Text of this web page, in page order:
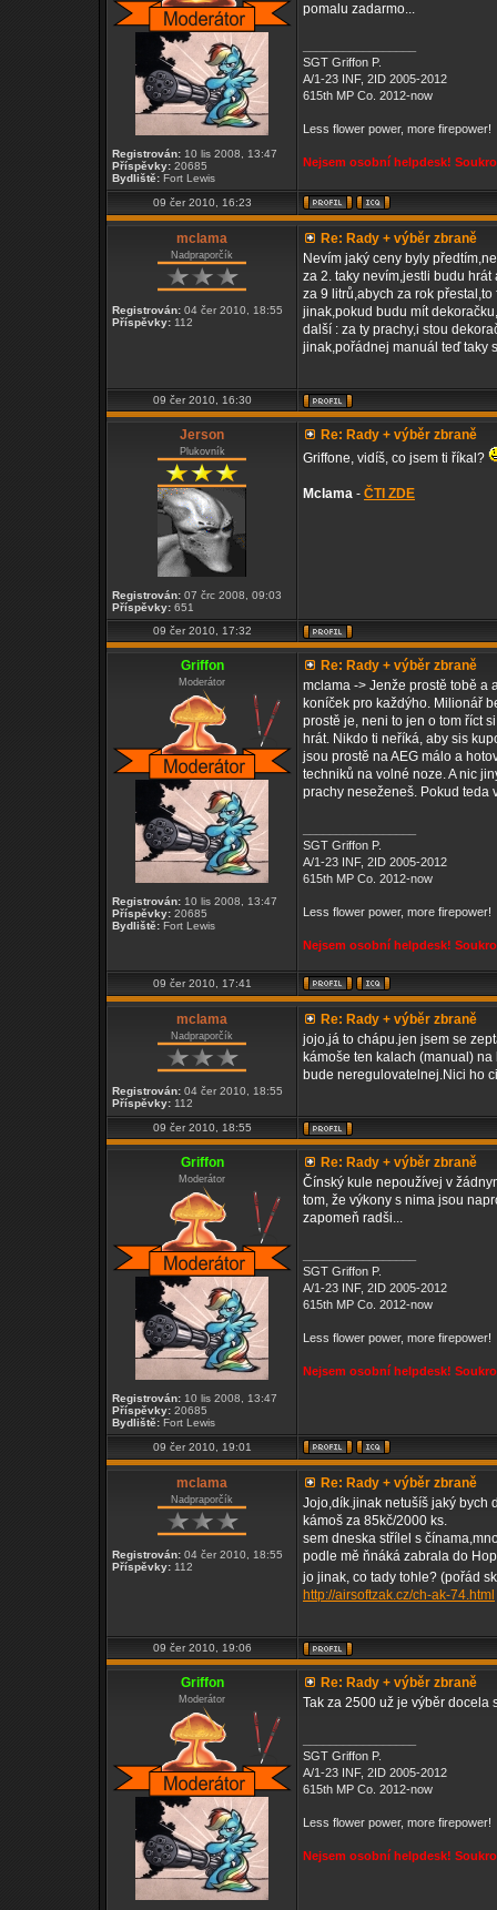
Registrován: 10 lis 2008, 13:47
Příspěvky: 20685
Bydliště: Fort Lewis
pomalu zadarmo...
SGT Griffon P.
A/1-23 INF, 2ID 2005-2012
615th MP Co. 2012-now
Less flower power, more firepower!
Nejsem osobní helpdesk!
09 čer 2010, 16:23
mclama
Nadpraporčík
Registrován: 04 čer 2010, 18:55
Příspěvky: 112
Re: Rady + výběr zbraně
Nevím jaký ceny byly
za 2. taky nevím,jestli budu
za 9 litrů,abych za rok přestal,to
jinak,pokud budu mít
další : za ty prachy,i stou
jinak,pořádnej manuál teď taky
09 čer 2010, 16:30
Jerson
Plukovník
Registrován: 07 črc 2008, 09:03
Příspěvky: 651
Re: Rady + výběr zbraně
Griffone, vidíš, co jsem ti říkal?
Mclama - ČTI ZDE
09 čer 2010, 17:32
Griffon
Moderátor
Registrován: 10 lis 2008, 13:47
Příspěvky: 20685
Bydliště: Fort Lewis
Re: Rady + výběr zbraně
mclama -> Jenže prostě tobě a
koníček pro každýho. Milionář
prostě je, neni to jen o tom říct
hrát. Nikdo ti neříká, aby sis
jsou prostě na AEG málo a
techniků na volné noze. A nic
prachy neseženeš. Pokud teda
SGT Griffon P.
A/1-23 INF, 2ID 2005-2012
615th MP Co. 2012-now
Less flower power, more firepower!
Nejsem osobní helpdesk!
09 čer 2010, 17:41
mclama
Nadpraporčík
Registrován: 04 čer 2010, 18:55
Příspěvky: 112
Re: Rady + výběr zbraně
jojo,já to chápu.jen jsem se
kámoše ten kalach (manual)
bude neregulovatelnej.Nici ho
09 čer 2010, 18:55
Griffon
Moderátor
Registrován: 10 lis 2008, 13:47
Příspěvky: 20685
Bydliště: Fort Lewis
Re: Rady + výběr zbraně
Čínský kule nepoužívej v
tom, že výkony s nima jsou
zapomeň radši...
SGT Griffon P.
A/1-23 INF, 2ID 2005-2012
615th MP Co. 2012-now
Less flower power, more firepower!
Nejsem osobní helpdesk!
09 čer 2010, 19:01
mclama
Nadpraporčík
Registrován: 04 čer 2010, 18:55
Příspěvky: 112
Re: Rady + výběr zbraně
Jojo,dík.jinak netušíš jaký bych
kámoš za 85kč/2000 ks.
sem dneska střílel s
podle mě ňnáká zabrala do
jo jinak, co tady tohle? (pořád
http://airsoftzak.cz/ch-ak-74.html
09 čer 2010, 19:06
Griffon
Moderátor
Re: Rady + výběr zbraně
Tak za 2500 už je výběr docela
SGT Griffon P.
A/1-23 INF, 2ID 2005-2012
615th MP Co. 2012-now
Less flower power, more firepower!
Nejsem osobní helpdesk!